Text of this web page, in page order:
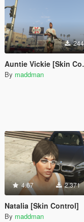
Auntie Vickie [Skin Control]
By maddman
4.67 2.371
Natalia [Skin Control]
By maddman